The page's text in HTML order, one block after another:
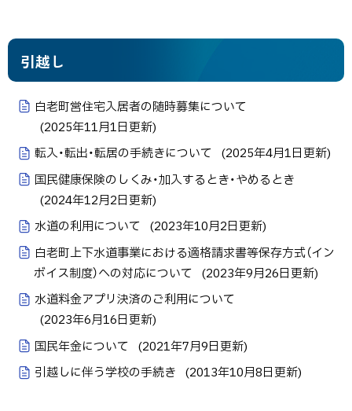
引越し
白老町営住宅入居者の随時募集について
(2025年11月1日更新)
転入・転出・転居の手続きについて (2025年4月1日更新)
国民健康保険のしくみ・加入するとき・やめるとき
(2024年12月2日更新)
水道の利用について (2023年10月2日更新)
白老町上下水道事業における適格請求書等保存方式（イン
ボイス制度）への対応について (2023年9月26日更新)
水道料金アプリ決済のご利用について
(2023年6月16日更新)
国民年金について (2021年7月9日更新)
引越しに伴う学校の手続き (2013年10月8日更新)